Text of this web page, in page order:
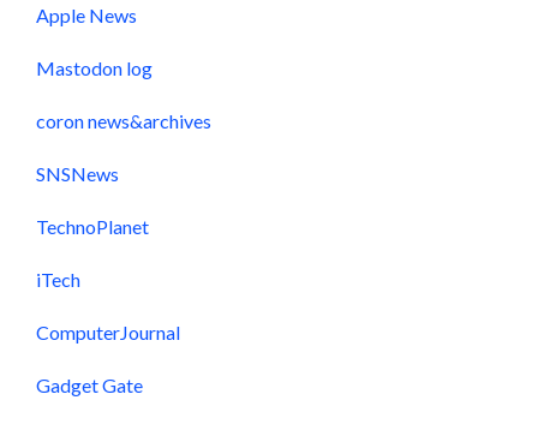
Apple News
Mastodon log
coron news&archives
SNSNews
TechnoPlanet
iTech
ComputerJournal
Gadget Gate